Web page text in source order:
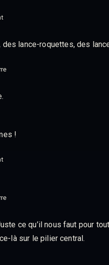
lance-roquettes, des
!
ce qu’il nous faut pour
là sur le pilier central.